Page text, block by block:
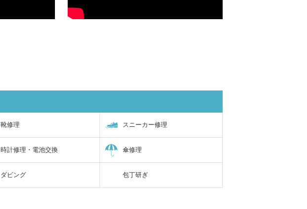
靴修理 スニーカー修理
時計修理・電池交換 傘修理
ダビング 包丁研ぎ